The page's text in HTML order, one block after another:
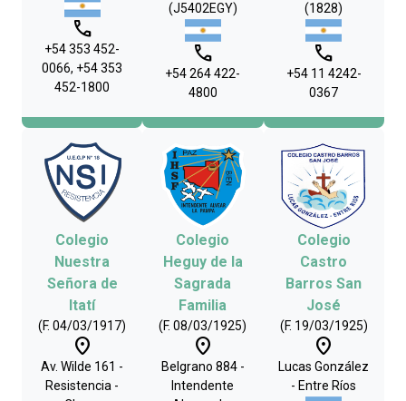
phone
+54 353 452-
0066, +54 353
452-1800
(J5402EGY)
phone
+54 264 422-
4800
(1828)
phone
+54 11 4242-
0367
Colegio
Nuestra
Señora de
Itatí
(F. 04/03/1917)
place
Av. Wilde 161 -
Resistencia -
Colegio
Heguy de la
Sagrada
Familia
(F. 08/03/1925)
place
Belgrano 884 -
Intendente
Colegio
Castro
Barros San
José
(F. 19/03/1925)
place
Lucas González
- Entre Ríos